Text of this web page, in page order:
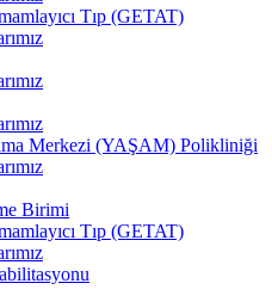
Tıp (GETAT)
Merkezi (YAŞAM) Polikliniği
Birimi
Tıp (GETAT)